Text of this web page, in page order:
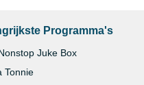
Programma's
Juke Box
Tonnie